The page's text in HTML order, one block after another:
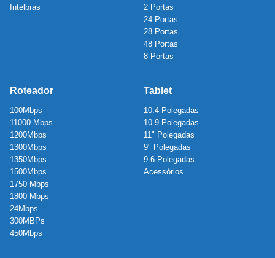
Intelbras
2 Portas
24 Portas
28 Portas
48 Portas
8 Portas
Roteador
100Mbps
11000 Mbps
1200Mbps
1300Mbps
1350Mbps
1500Mbps
1750 Mbps
1800 Mbps
24Mbps
300MBPs
450Mbps
Tablet
10.4 Polegadas
10.9 Polegadas
11" Polegadas
9" Polegadas
9.6 Polegadas
Acessórios